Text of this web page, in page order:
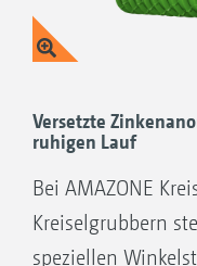
Arbeitsergebnis
digend, weil nur
Zinken optimale
Vorteile
Kurze
Versetzte
ruhigen Lauf
Bei AMAZONE
Kreiselgrubbern
speziellen